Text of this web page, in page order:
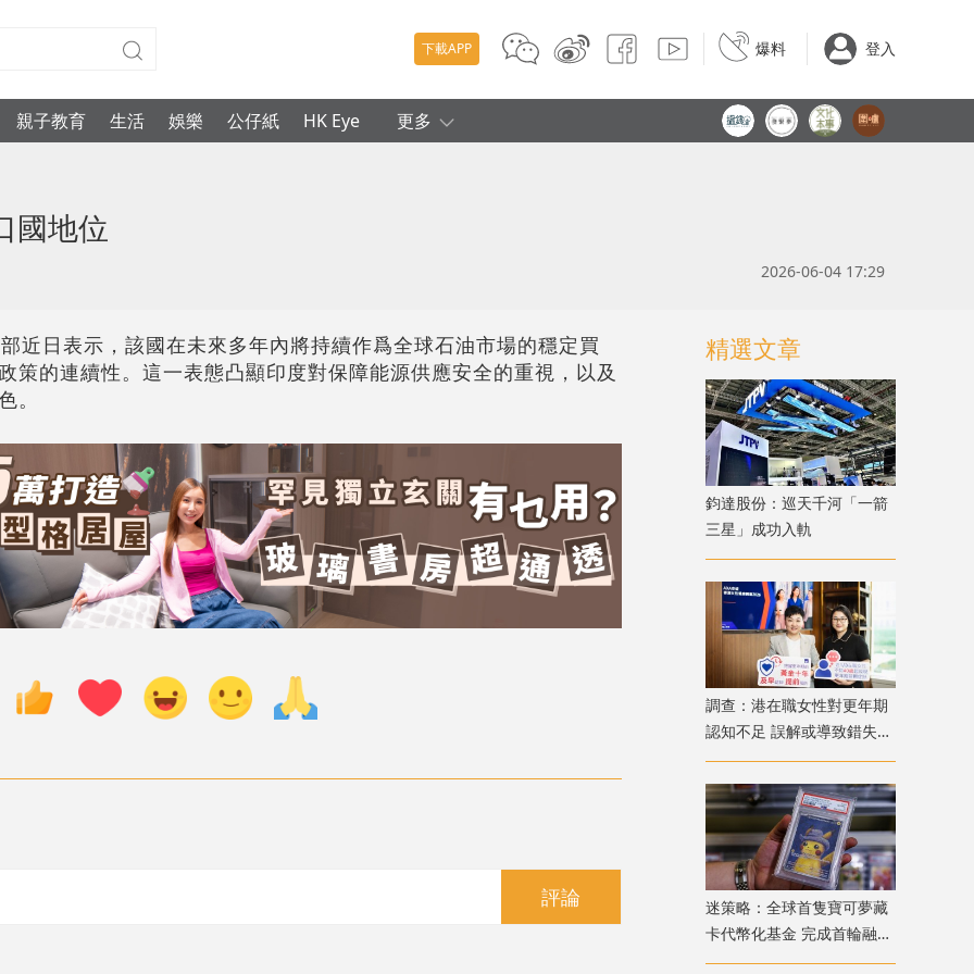
下載APP 爆料 登入
親子教育 生活 娛樂 公仔紙 HK Eye 更多
國地位
2026-06-04 17:29
近日表示，該國在未來多年內將持續作爲全球石油市場的穩定買
策的連續性。這一表態凸顯印度對保障能源供應安全的重視，以及
。
評論
精選文章
鈞達股份：巡天千河「一箭
三星」成功入軌
調查：港在職女性對更年期
認知不足 誤解或導致錯失
「黃金預防期」
迷策略：全球首隻寶可夢藏
卡代幣化基金 完成首輪融資
兼獲超購